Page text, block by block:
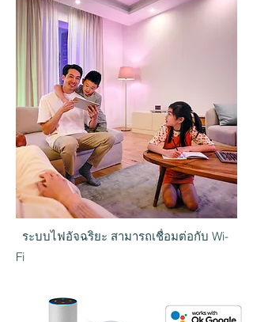
ระบบไฟอัจฉริยะ สามารถเชื่อมต่อกับ Wi-
Fi